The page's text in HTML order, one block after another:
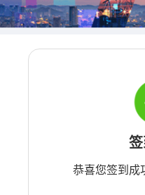
恭喜您签到成